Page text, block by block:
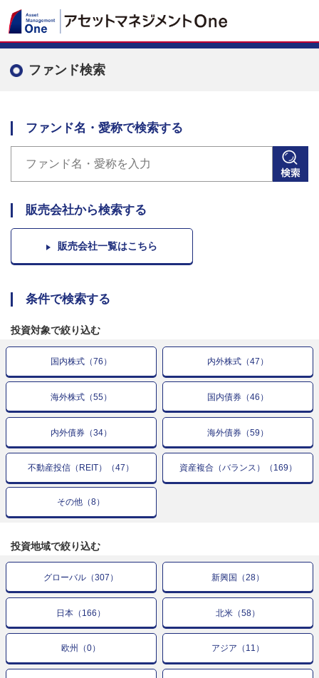
ファンド検索
ファンド名・愛称で検索する
販売会社から検索する
販売会社一覧はこちら
条件で検索する
投資対象で絞り込む
国内株式（76 ） 内外株式 （47 ）
海外株式（55） 国内債券 （46 ）
内外債券（34） 海外債券 （59 ）
不動産投信（REIT） （47 ） 資産複合（バランス） （ 169 ）
その他 （8）
投資地域で絞り込む
グローバル （307 ） 新興国 （28）
日本 （ 166 ） 北米 （58）
欧州 （0） アジア （ 11 ）